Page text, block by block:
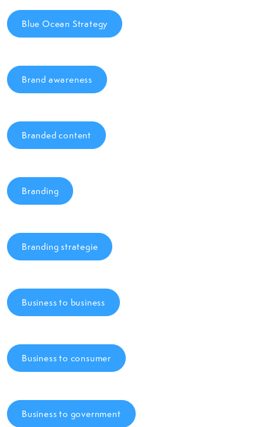
Blue Ocean Strategy
Brand awareness
Branded content
Branding
Branding strategie
Business to business
Business to consumer
Business to government